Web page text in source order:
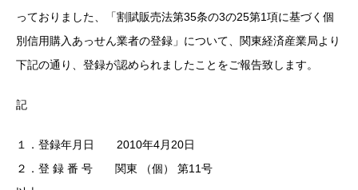
っておりました、「割賦販売法第35条の3の25第1項に基づく個
別信用購入あっせん業者の登録」について、関東経済産業局より
下記の通り、登録が認められましたことをご報告致します。
記
１．登録年月日 2010年4月20日
２．登 録 番 号 関東 （個） 第11号